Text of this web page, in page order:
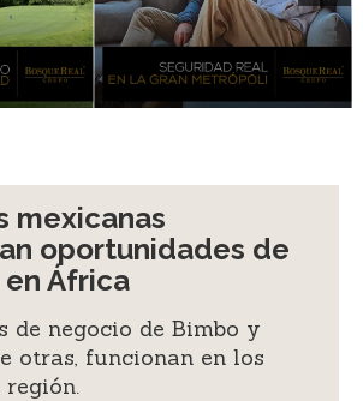
mexicanas
oportunidades de
África
de negocio de Bimbo y
otras, funcionan en los